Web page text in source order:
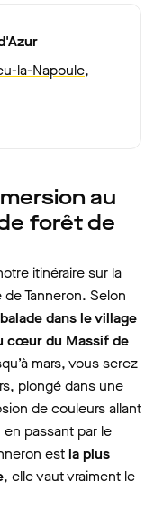
la-Napoule,
au
forêt de
itinéraire sur la
Tanneron. Selon
dans le village
cœur du Massif de
mars, vous serez
plongé dans une
de couleurs allant
passant par le
estla plus
, elle vaut vraiment le